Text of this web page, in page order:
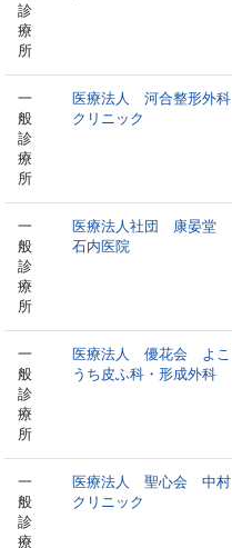
診
療
所
一
般
診
療
所
医療法人 河合整形外科
クリニック
一
般
診
療
所
医療法人社団 康晏堂
石内医院
一
般
診
療
所
医療法人 優花会 よこ
うち皮ふ科・形成外科
一
般
診
療
医療法人 聖心会 中村
クリニック